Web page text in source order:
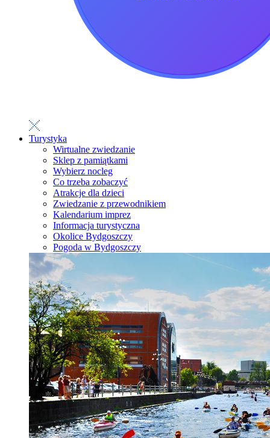
Turystyka
Wirtualne zwiedzanie
Sklep z pamiątkami
Wybierz nocleg
Co trzeba zobaczyć
Atrakcje dla dzieci
Zwiedzanie z przewodnikiem
Kalendarium imprez
Informacja turystyczna
Okolice Bydgoszczy
Pogoda w Bydgoszczy